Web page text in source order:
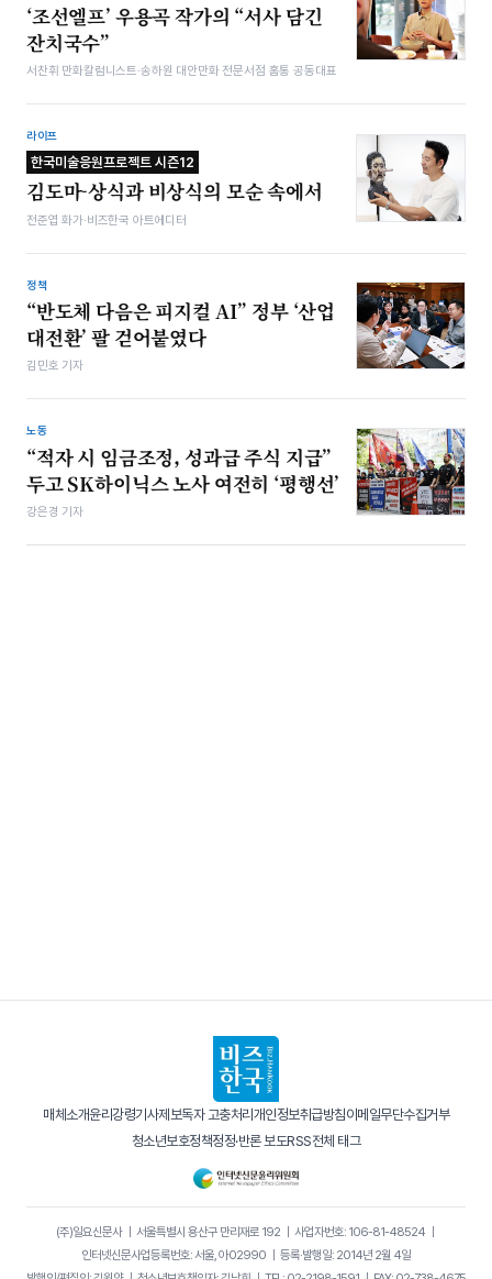
‘조선엘프’ 우용곡 작가의 “서사 담긴
잔치국수”
서찬휘 만화칼럼니스트·송하원 대안만화 전문서점 홈통 공동대표
라이프
한국미술응원프로젝트 시즌12
김도마-상식과 비상식의 모순 속에서
전준엽 화가·비즈한국 아트에디터
정책
“반도체 다음은 피지컬 AI” 정부 ‘산업
대전환’ 팔 걷어붙였다
김민호 기자
노동
“적자 시 임금조정, 성과급 주식 지급”
두고 SK하이닉스 노사 여전히 ‘평행선’
강은경 기자
매체소개윤리강령기사제보독자 고충처리개인정보취급방침이메일무단수집거부
청소년보호정책정정·반론 보도RSS전체 태그
(주)일요신문사｜ 서울특별시 용산구 만리재로 192｜ 사업자번호: 106-81-48524｜
인터넷신문사업등록번호: 서울, 아02990 ｜ 등록·발행일: 2014년 2월 4일